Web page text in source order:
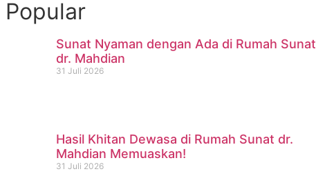
Sunat Nyaman dengan Ada di Rumah Sunat
dr. Mahdian
31 Juli 2026
Hasil Khitan Dewasa di Rumah Sunat dr.
Mahdian Memuaskan!
31 Juli 2026